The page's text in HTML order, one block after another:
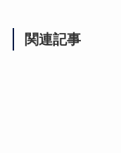
関連記事